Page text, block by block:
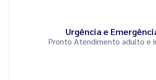
Urgência e
Pronto Atendimento adulto e